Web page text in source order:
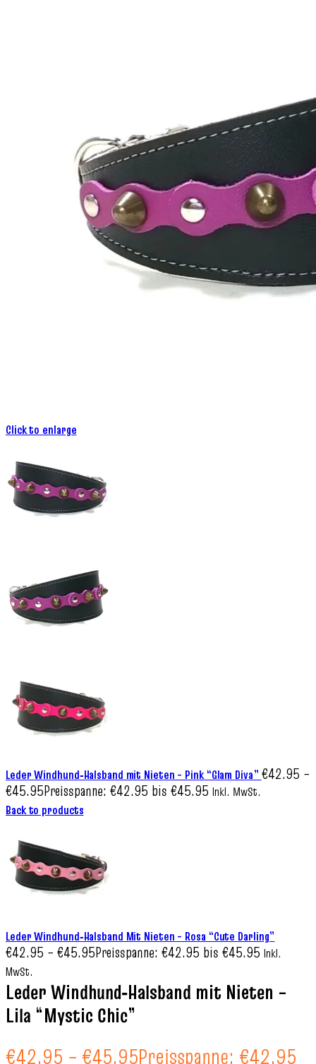
Click to enlarge
Leder Windhund‑Halsband mit Nieten – Pink “Glam Diva” €42.95 –
€45.95Preisspanne: €42.95 bis €45.95 Inkl. MwSt.
Back to products
Leder Windhund‑Halsband Mit Nieten – Rosa “Cute Darling”
€42.95 – €45.95Preisspanne: €42.95 bis €45.95 Inkl.
MwSt.
Leder Windhund‑Halsband mit Nieten –
Lila “Mystic Chic”
€42.95 – €45.95Preisspanne: €42.95